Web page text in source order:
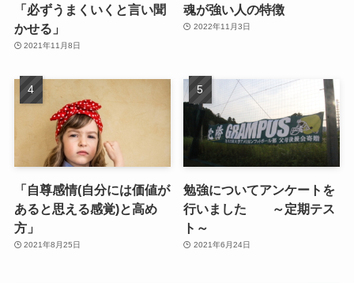
「必ずうまくいくと言い聞
かせる」
2021年11月8日
魂が強い人の特徴
2022年11月3日
「自尊感情(自分には価値が
あると思える感覚)と高め
方」
2021年8月25日
勉強についてアンケートを
行いました ～定期テス
ト～
2021年6月24日